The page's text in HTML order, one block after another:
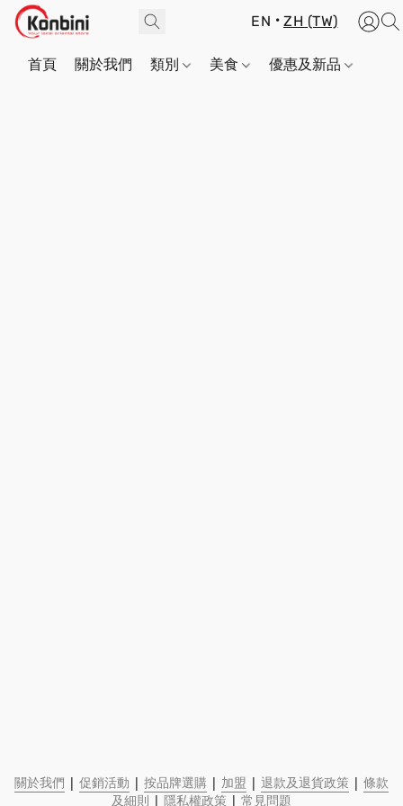
EN ZH (TW)
首頁 關於我們 類別 美食 優惠及新品
關於我們 | 促銷活動 | 按品牌選購 | 加盟 | 退款及退貨政策 | 條款
及細則 | 隱私權政策 | 常見問題